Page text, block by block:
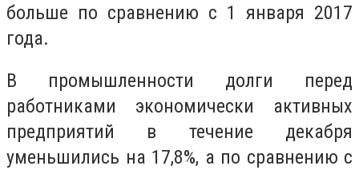
больше по сравнению с 1 января 2017
года.
В промышленности долги перед
работниками экономически активных
предприятий в течение декабря
уменьшились на 17,8%, а по сравнению с